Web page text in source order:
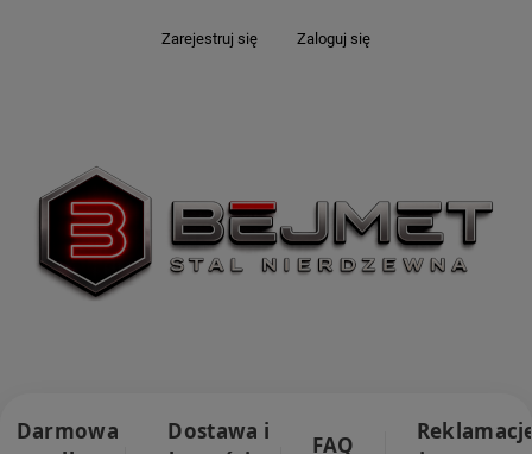
Zarejestruj się Zaloguj się
Darmowa
Dostawa i
FAQ